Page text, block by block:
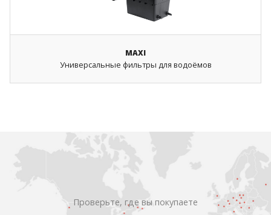
MAXI
Универсальные фильтры для водоёмов
Проверьте, где вы покупаете